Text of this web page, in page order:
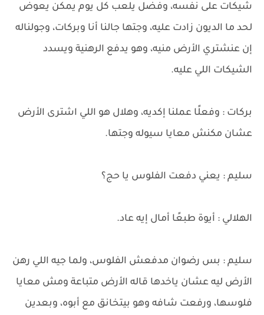
شيكات على نفسه، وفضل يلعب كل يوم يمكن يعوض
لحد ما الديون زادت عليه، وجتها جالنا أنا وبركات، وجولناله
إن عنشتري الأرض منيه، وهو يدفع الرهنية ويسدد
الشيكات اللي عليه.
بركات : وفعلًا عملنا إكديه، وهلال هو اللي اشترى الأرض
عشان مكنش معايا سيوله وجتها.
سليم : يعني دفعت الفلوس يا حج؟
الهلالي : أيوة طبعًا أمال إيه عاد.
سليم : بس رضوان مدفعش الفلوس، ولما جيه اللي رهن
الأرض ليه عشان ياخدها قاله الأرض متباعة ومش معايا
فلوسها، ورفعت شافه وهو بيتخانق مع أبوه، وبعدين